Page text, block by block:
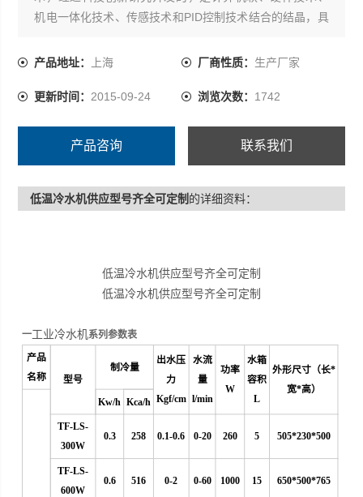
机电一体化技术、传感技术和PID控制技术结合的结晶，具
型号齐全可定制
产品地址： 上海 厂商性质： 生产厂家
更新时间： 2015-09-24 浏览次数： 1742
产品咨询 联系我们
低温冷水机供应型号齐全可定制 的详细资料：
低温冷水机供应型号齐全可定制
低温冷水机供应型号齐全可定制
一工业冷水机系列参数表
产品
名称
型号
制冷量
出水压
力
Kgf/cm
水流
量
l/min
功率
W
水箱
容积
L
外形尺寸（长*
宽*高）
Kw/h Kca/h
TF-LS-
300W
0.3 258 0.1-0.6 0-20 260 5 505*230*500
TF-LS-
600W
0.6 516 0-2 0-60 1000 15 650*500*765